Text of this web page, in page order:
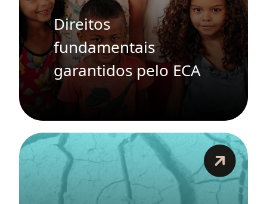
Direitos
fundamentais
garantidos pelo ECA